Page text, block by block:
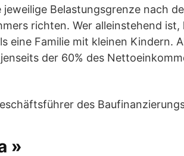
Belastungsgrenze nach
richten. Wer alleinstehend
eine Familie mit kleinen Kindern.
der 60% des
des
»